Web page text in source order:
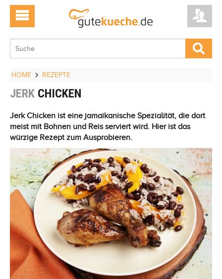
HOME REZEPTE
JERK CHICKEN
Jerk Chicken ist eine jamaikanische Spezialität, die dort
meist mit Bohnen und Reis serviert wird. Hier ist das
würzige Rezept zum Ausprobieren.